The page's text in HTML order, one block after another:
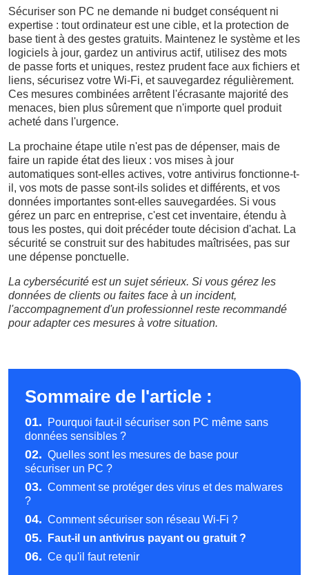
Sécuriser son PC ne demande ni budget conséquent ni
expertise : tout ordinateur est une cible, et la protection de
base tient à des gestes gratuits. Maintenez le système et les
logiciels à jour, gardez un antivirus actif, utilisez des mots
de passe forts et uniques, restez prudent face aux fichiers et
liens, sécurisez votre Wi-Fi, et sauvegardez régulièrement.
Ces mesures combinées arrêtent l'écrasante majorité des
menaces, bien plus sûrement que n'importe quel produit
acheté dans l'urgence.
La prochaine étape utile n'est pas de dépenser, mais de
faire un rapide état des lieux : vos mises à jour
automatiques sont-elles actives, votre antivirus fonctionne-t-
il, vos mots de passe sont-ils solides et différents, et vos
données importantes sont-elles sauvegardées. Si vous
gérez un parc en entreprise, c'est cet inventaire, étendu à
tous les postes, qui doit précéder toute décision d'achat. La
sécurité se construit sur des habitudes maîtrisées, pas sur
une dépense ponctuelle.
La cybersécurité est un sujet sérieux. Si vous gérez les
données de clients ou faites face à un incident,
l'accompagnement d'un professionnel reste recommandé
pour adapter ces mesures à votre situation.
Sommaire de l'article :
01.
Pourquoi faut-il sécuriser son PC même sans
données sensibles ?
02. Quelles sont les mesures de base pour
sécuriser un PC ?
03. Comment se protéger des virus et des malwares
?
04. Comment sécuriser son réseau Wi-Fi ?
05. Faut-il un antivirus payant ou gratuit ?
06. Ce qu'il faut retenir